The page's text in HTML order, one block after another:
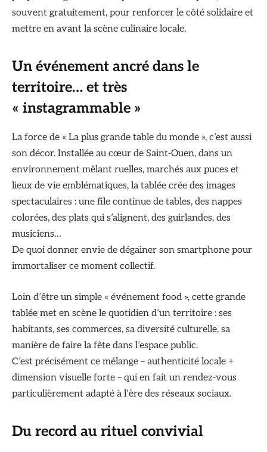
souvent gratuitement, pour renforcer le côté solidaire et
mettre en avant la scène culinaire locale.
Un événement ancré dans le
territoire… et très
« instagrammable »
La force de « La plus grande table du monde », c’est aussi
son décor. Installée au cœur de Saint-Ouen, dans un
environnement mêlant ruelles, marchés aux puces et
lieux de vie emblématiques, la tablée crée des images
spectaculaires : une file continue de tables, des nappes
colorées, des plats qui s’alignent, des guirlandes, des
musiciens…
De quoi donner envie de dégainer son smartphone pour
immortaliser ce moment collectif.
Loin d’être un simple « événement food », cette grande
tablée met en scène le quotidien d’un territoire : ses
habitants, ses commerces, sa diversité culturelle, sa
manière de faire la fête dans l’espace public.
C’est précisément ce mélange – authenticité locale +
dimension visuelle forte – qui en fait un rendez-vous
particulièrement adapté à l’ère des réseaux sociaux.
Du record au rituel convivial